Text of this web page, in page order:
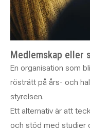
Medlemskap eller
En organisation som
rösträtt på års- och
styrelsen.
Ett alternativ är att
och stöd med studier